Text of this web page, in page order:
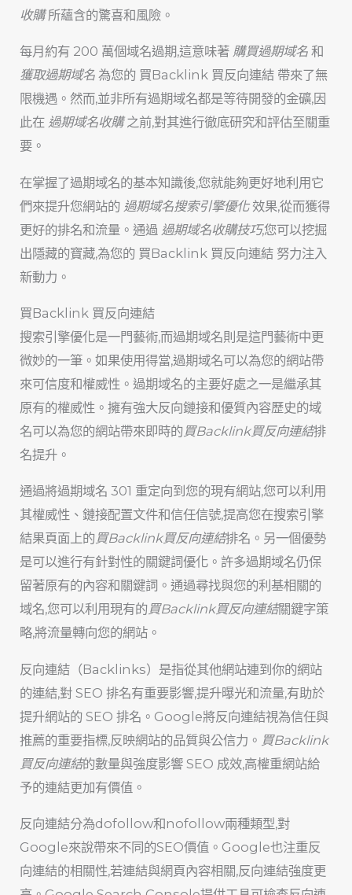
收購所蘊含的驚喜和風險。
每月約有 200 萬個域名過期,這意味著 購買過期域名 和
獲取過期域名 為您的 買Backlink 買反向連結 帶來了無
限機遇。然而,並非所有過期域名都是等待開發的金礦,因
此在 過期域名收購之前,對其進行徹底研究和評估至關重
要。
在掌握了過期域名的基本知識後,您就能夠更好地利用它
們來提升您網站的 過期域名搜索引擎優化效果,從而獲得
更好的排名和流量。通過 過期域名收購技巧,您可以挖掘
出隱藏的寶藏,為您的 買Backlink 買反向連結 努力注入
新動力。
買Backlink 買反向連結
搜索引擎優化是一門藝術,而過期域名則是這門藝術中更
微妙的一筆。如果使用得當,過期域名可以為您的網站帶
來可信度和權威性。過期域名的主要好處之一是繼承其
原有的權威性。擁有強大反向鏈接和優質內容歷史的域
名可以為您的網站帶來即時的買Backlink買反向連結排
名提升。
通過將過期域名 301 重定向到您的現有網站,您可以利用
其權威性、鏈接配置文件和信任信號,提高您在搜索引擎
結果頁面上的買Backlink買反向連結排名。另一個優勢
是可以進行有針對性的關鍵詞優化。許多過期域名仍保
留著原有的內容和關鍵詞。通過尋找與您的利基相關的
域名,您可以利用現有的買Backlink買反向連結關鍵字策
略,將流量轉向您的網站。
反向連結（Backlinks）是指從其他網站連到你的網站
的連結,對 SEO 排名有重要影響,提升曝光和流量,有助於
提升網站的 SEO 排名。Google將反向連結視為信任與
推薦的重要指標,反映網站的品質與公信力。 買Backlink
買反向連結的數量與強度影響 SEO 成效,高權重網站給
予的連結更加有價值。
反向連結分為dofollow和nofollow兩種類型,對
Google來說帶來不同的SEO價值。Google也注重反
向連結的相關性,若連結與網頁內容相關,反向連結強度更